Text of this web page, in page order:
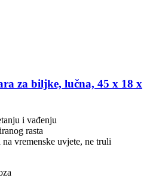
za biljke, lučna, 45 x 18 x
i vađenju
rasta
vremenske uvjete, ne truli